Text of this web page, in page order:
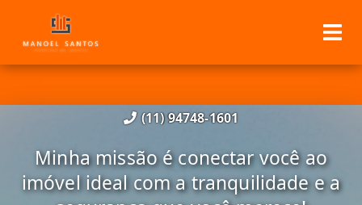
(11) 94748-1601
Minha missão é conectar você ao
imóvel ideal com a tranquilidade e a